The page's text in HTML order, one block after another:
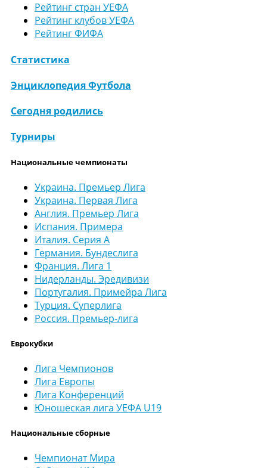
Рейтинг стран УЕФА
Рейтинг клубов УЕФА
Рейтинг ФИФА
Статистика
Энциклопедия Футбола
Сегодня родились
Турниры
Национальные чемпионаты
Украина. Премьер Лига
Украина. Первая Лига
Англия. Премьер Лига
Испания. Примера
Италия. Серия А
Германия. Бундеслига
Франция. Лига 1
Нидерланды. Эредивизи
Португалия. Примейра Лига
Турция. Суперлига
Россия. Премьер-лига
Еврокубки
Лига Чемпионов
Лига Европы
Лига Конференций
Юношеская лига УЕФА U19
Национальные сборные
Чемпионат Мира